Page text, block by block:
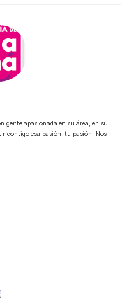
gente apasionada en su área, en su
contigo esa pasión, tu pasión. Nos